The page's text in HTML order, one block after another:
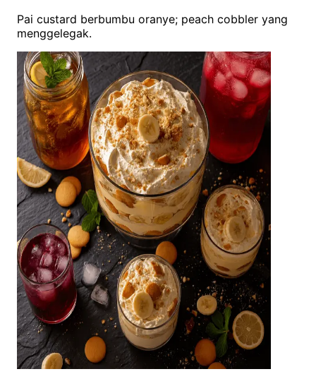
Pai custard berbumbu oranye; peach cobbler yang
menggelegak.